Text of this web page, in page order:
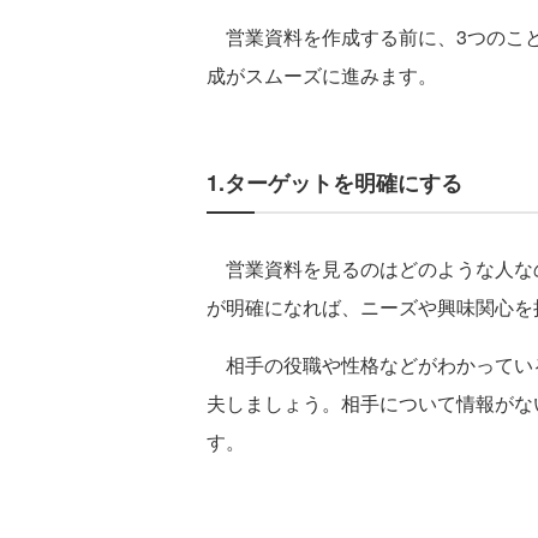
営業資料を作成する前に、3つのこ
成がスムーズに進みます。
1.ターゲットを明確にする
営業資料を見るのはどのような人
が明確になれば、ニーズや興味関心
相手の役職や性格などがわかって
夫しましょう。相手について情報が
す。